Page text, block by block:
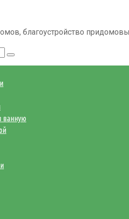
благоустройство
ванную